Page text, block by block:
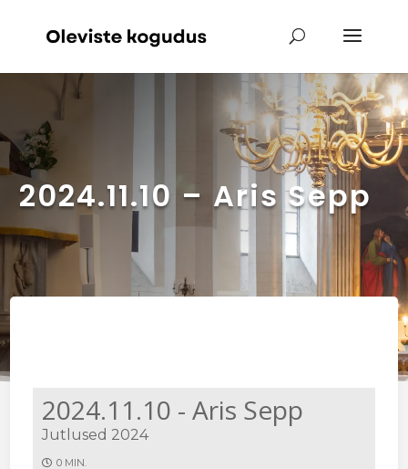
2024.11.10 – Aris Sepp
2024.11.10 - Aris Sepp
Jutlused 2024
0 MIN.